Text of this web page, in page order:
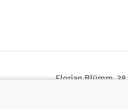
Florian Blümm,